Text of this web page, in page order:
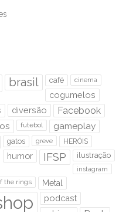
brasil café cinema
cogumelos
diversão Facebook
futebol gameplay
gatos greve HERÓIS
humor IFSP ilustração
instagram
the rings Metal
podcast
rabisco
Rock